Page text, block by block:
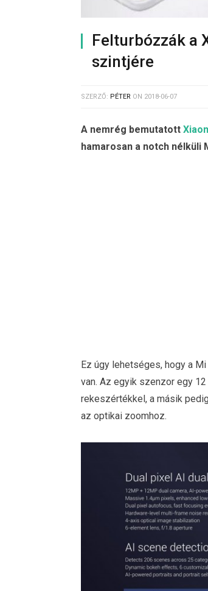
Felturbózzák a
szintjére
SZERZŐ: PÉTER ON 2018-06-07
A nemrég bemutatott
hamarosan a notch nélküli
Ez úgy lehetséges, hogy a
van. Az egyik szenzor egy
rekeszértékkel, a másik
az optikai zoomhoz.